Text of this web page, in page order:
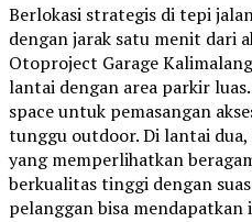
Berlokasi strategis di tepi
dengan jarak satu menit dari
Otoproject Garage
lantai dengan area parkir
space untuk pemasangan
tunggu outdoor. Di lantai
yang memperlihatkan
berkualitas tinggi dengan
pelanggan bisa